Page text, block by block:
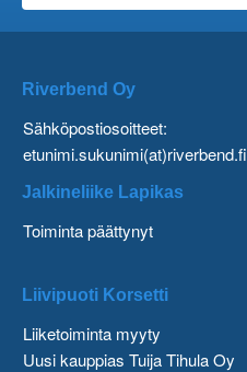
Riverbend Oy
Sähköpostiosoitteet:
etunimi.sukunimi(at)riverbend.fi
Jalkineliike Lapikas
Toiminta päättynyt
Liivipuoti Korsetti
Liiketoiminta myyty
Uusi kauppias Tuija Tihula Oy